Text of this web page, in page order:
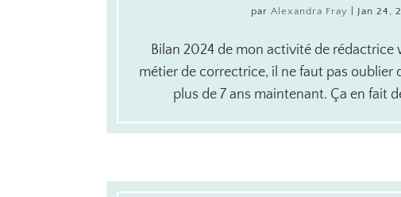
par Alexandra Fray Jan 24,
Bilan 2024 de mon activité de
métier de correctrice, il ne faut pas oublier
plus de 7 ans maintenant. Ça en fait